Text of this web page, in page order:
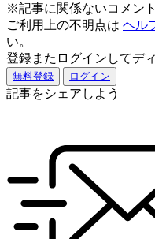
※記事に関係ないコメン
ご利用上の不明点は ヘル
い。
登録またログインしてデ
無料登録 ログイン
記事をシェアしよう